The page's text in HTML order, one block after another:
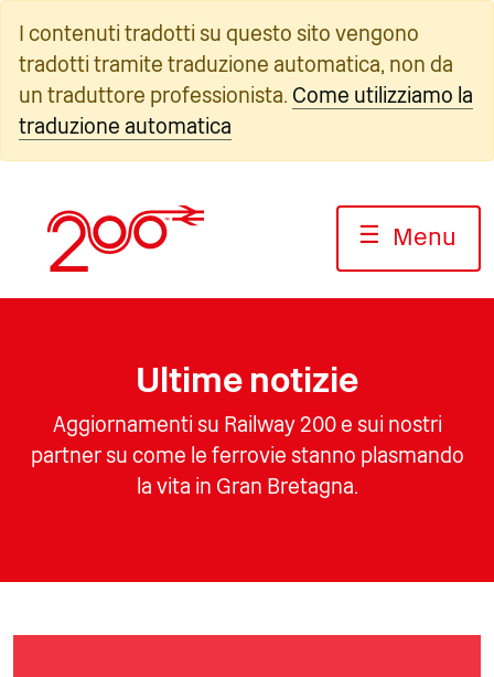
contenuto
I contenuti tradotti su questo sito vengono
tradotti tramite traduzione automatica, non da
un traduttore professionista. Come utilizziamo la
traduzione automatica
☰ Menu
Ultime notizie
Aggiornamenti su Railway 200 e sui nostri
partner su come le ferrovie stanno plasmando
la vita in Gran Bretagna.